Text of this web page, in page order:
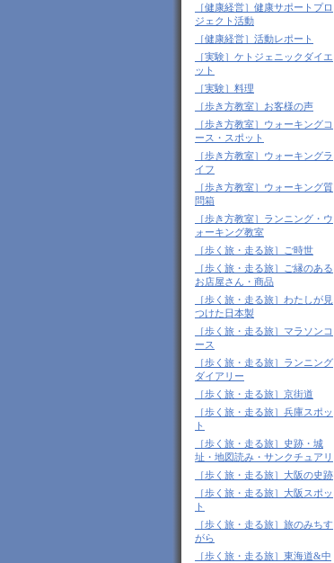
［健康経営］健康サポートプロ
ジェクト活動
［健康経営］活動レポート
［実験］ケトジェニックダイエ
ット
［実験］料理
［歩き方教室］お客様の声
［歩き方教室］ウォーキングコ
ース・スポット
［歩き方教室］ウォーキングラ
イフ
［歩き方教室］ウォーキング質
問箱
［歩き方教室］ランニング・ウ
ォーキング教室
［歩く旅・走る旅］ご時世
［歩く旅・走る旅］ご縁のある
お店屋さん・商品
［歩く旅・走る旅］わたしが見
つけた日本製
［歩く旅・走る旅］マラソンコ
ース
［歩く旅・走る旅］ランニング
ダイアリー
［歩く旅・走る旅］京街道
［歩く旅・走る旅］兵庫スポッ
ト
［歩く旅・走る旅］史跡・城
址・地図読み・サンクチュアリ
［歩く旅・走る旅］大阪の史跡
［歩く旅・走る旅］大阪スポッ
ト
［歩く旅・走る旅］旅のみちす
がら
［歩く旅・走る旅］東海道&中